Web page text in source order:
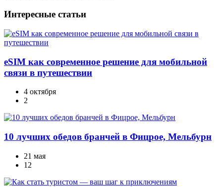
Интересные статьи
eSIM как современное решение для мобильной
связи в путешествии
4 октября
2
10 лучших обедов бранчей в Фицрое, Мельбурн
21 мая
12